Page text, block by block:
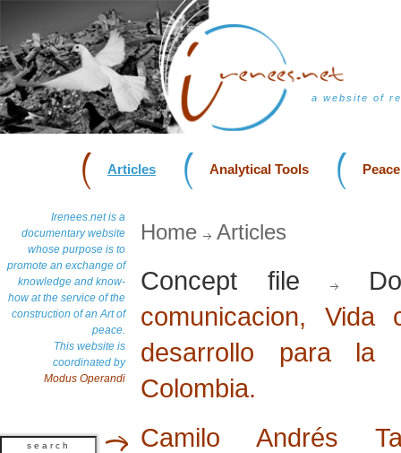
a website of
Articles Analytical Tools
Irenees.net is a
documentary website
whose purpose is to
promote an exchange of
knowledge and know-
how at the service of the
construction of an Art of
peace.
This website is
coordinated by
Modus Operandi
Home Articles
Concept file
comunicacion, Vida
desarrollo para la
Colombia.
Camilo Andrés